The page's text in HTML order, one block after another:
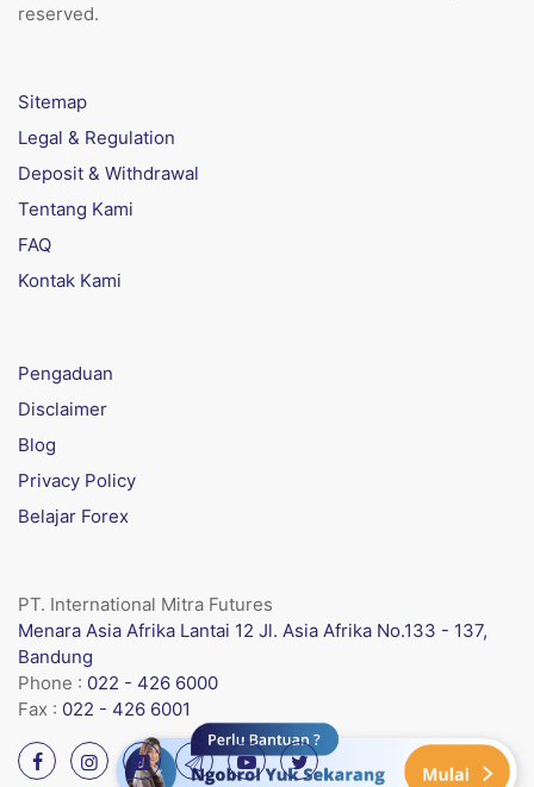
reserved.
Sitemap
Legal & Regulation
Deposit & Withdrawal
Tentang Kami
FAQ
Kontak Kami
Pengaduan
Disclaimer
Blog
Privacy Policy
Belajar Forex
PT. International Mitra Futures
Menara Asia Afrika Lantai 12 Jl. Asia Afrika No.133 - 137,
Bandung
Phone : 022 - 426 6000
Fax : 022 - 426 6001